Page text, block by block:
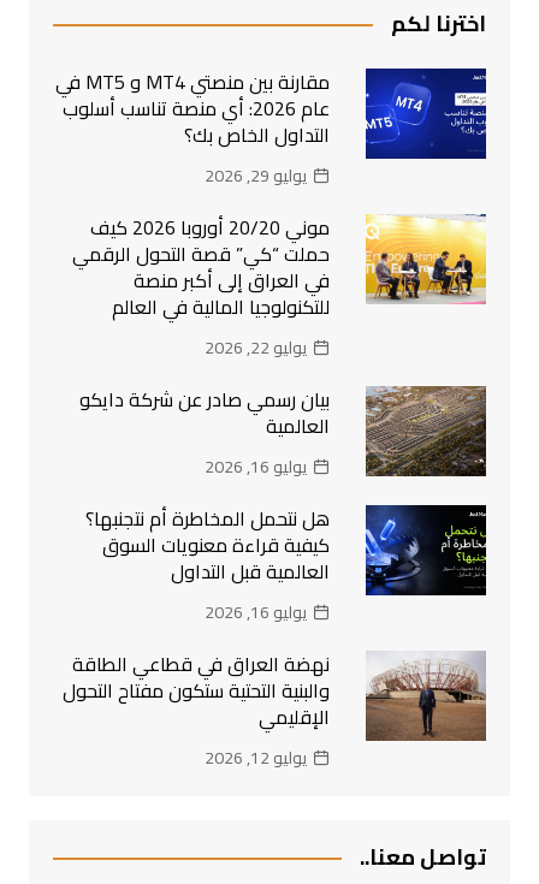
اخترنا لكم
مقارنة بين منصتي MT4 و MT5 في
عام 2026: أي منصة تناسب أسلوب
التداول الخاص بك؟
يوليو 29, 2026
موني 20/20 أوروبا 2026 كيف
حملت “كي” قصة التحول الرقمي
في العراق إلى أكبر منصة
للتكنولوجيا المالية في العالم
يوليو 22, 2026
بيان رسمي صادر عن شركة دايكو
العالمية
يوليو 16, 2026
هل نتحمل المخاطرة أم نتجنبها؟
كيفية قراءة معنويات السوق
العالمية قبل التداول
يوليو 16, 2026
نهضة العراق في قطاعي الطاقة
والبنية التحتية ستكون مفتاح التحول
الإقليمي
يوليو 12, 2026
تواصل معنا..